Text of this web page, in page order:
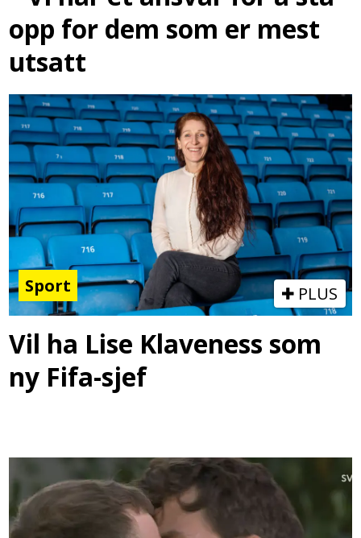
opp for dem som er mest
utsatt
Sport PLUS
Vil ha Lise Klaveness som
ny Fifa-sjef